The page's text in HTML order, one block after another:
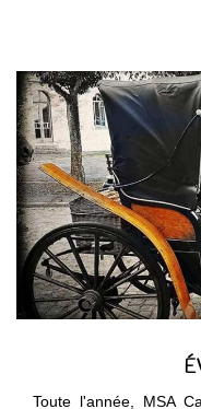
Toute l'année, MSA